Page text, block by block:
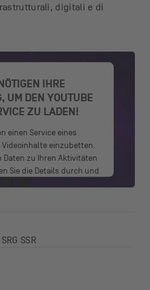
digitali e di
IHRE
UM DEN YOUTUBE
ZU LADEN!
einen Service eines
einzubetten.
Daten zu Ihren Aktivitäten
Sie die Details durch und
SSR